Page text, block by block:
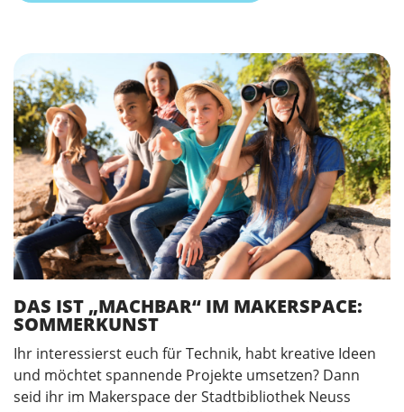
DAS IST „MACHBAR“ IM MAKERSPACE:
SOMMERKUNST
Ihr interessierst euch für Technik, habt kreative Ideen
und möchtet spannende Projekte umsetzen? Dann
seid ihr im Makerspace der Stadtbibliothek Neuss